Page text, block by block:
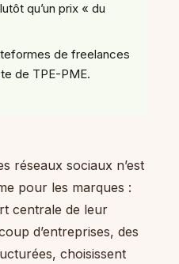
qu’un prix « du
de freelances
de TPE-PME.
réseaux sociaux n’est
pour les marques :
centrale de leur
d’entreprises, des
choisissent